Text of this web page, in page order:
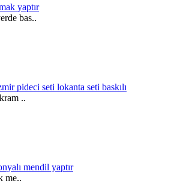
yaptır
bas..
pideci seti lokanta seti baskılı
..
mendil yaptır
me..